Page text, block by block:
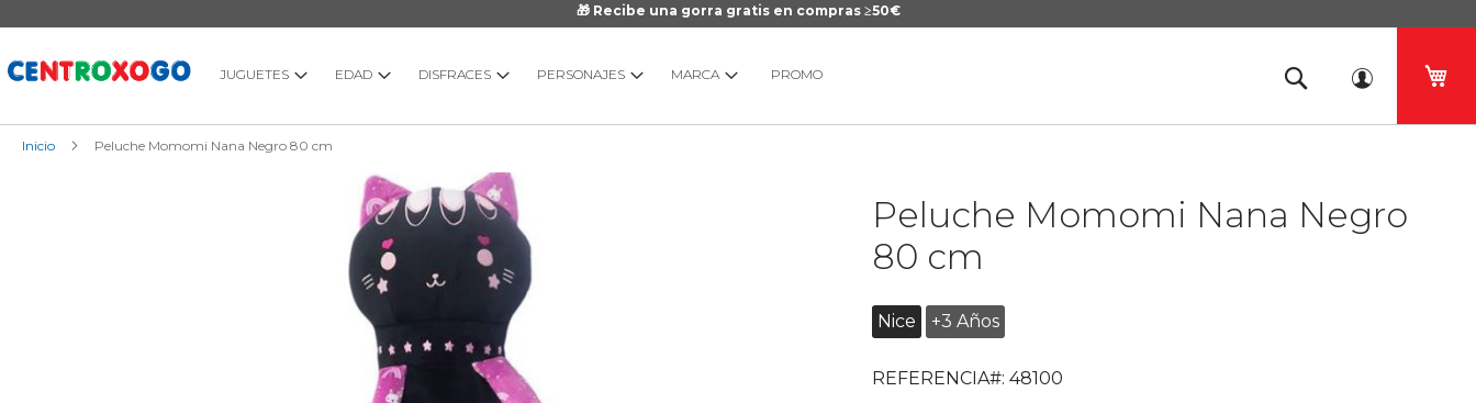
🎁 Recibe una gorra gratis en compras ≥50€
al
JUGUETES EDAD DISFRACES PERSONAJES MARCA PROMO
Inicio Peluche Momomi Nana Negro 80 cm
Peluche Momomi Nana Negro
80 cm
Nice +3 Años
REFERENCIA#: 48100
galería
imágenes